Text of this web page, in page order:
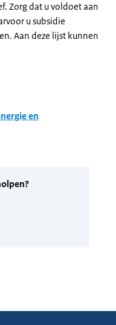
Zorg dat u voldoet aan
u subsidie
Aan deze lijst kunnen
en